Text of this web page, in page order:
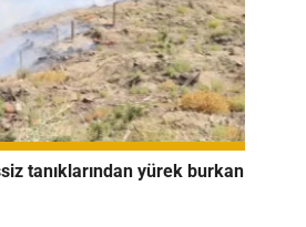
tanıklarından yürek burkan